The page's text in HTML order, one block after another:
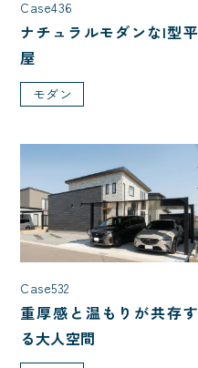
Case436
ナチュラルモダンなI型平
屋
モダン
Case532
重厚感と温もりが共存す
る大人空間